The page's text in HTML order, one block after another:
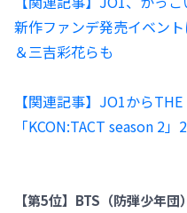
新作ファンデ発売イベン
＆三吉彩花らも
【関連記事】JO1から
「KCON:TACT season 2
【第5位】BTS（防弾少年